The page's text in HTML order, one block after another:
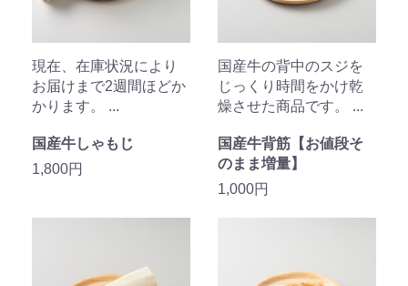
現在、在庫状況により
お届けまで2週間ほどか
かります。 ...
国産牛しゃもじ
1,800円
国産牛の背中のスジを
じっくり時間をかけ乾
燥させた商品です。 ...
国産牛背筋【お値段そ
のまま増量】
1,000円